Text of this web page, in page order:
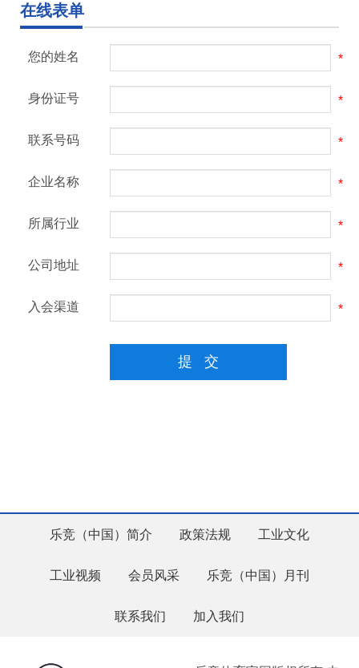
在线表单
您的姓名
身份证号
联系号码
企业名称
所属行业
公司地址
入会渠道
提 交
乐竞（中国）简介 政策法规 工业文化
工业视频 会员风采 乐竞（中国）月刊
联系我们 加入我们